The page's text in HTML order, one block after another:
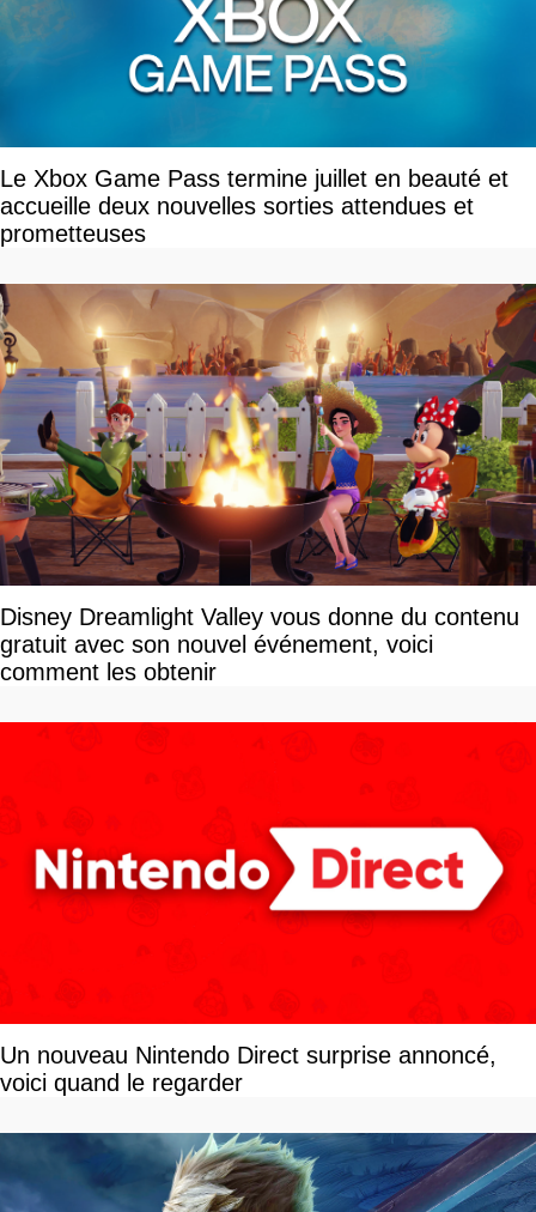
Le Xbox Game Pass termine juillet en beauté et
accueille deux nouvelles sorties attendues et
prometteuses
Disney Dreamlight Valley vous donne du contenu
gratuit avec son nouvel événement, voici
comment les obtenir
Un nouveau Nintendo Direct surprise annoncé,
voici quand le regarder